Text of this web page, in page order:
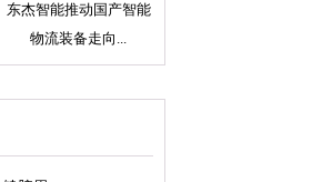
东杰智能推动国产智能
物流装备走向...